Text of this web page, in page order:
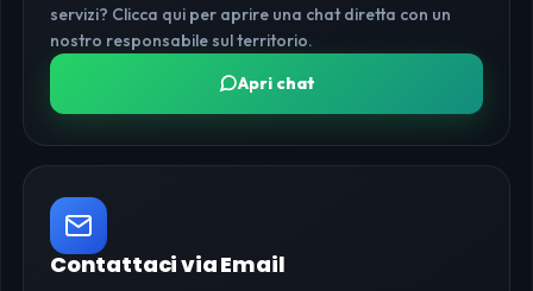
servizi? Clicca qui per aprire una chat diretta con un
nostro responsabile sul territorio.
Apri chat
Contattaci via Email